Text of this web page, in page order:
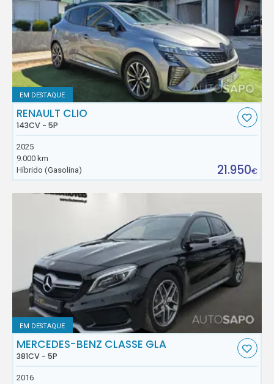
EM DESTAQUE
RENAULT CLIO
143CV - 5P
2025
9.000 km
Híbrido (Gasolina)
21.950€
EM DESTAQUE
MERCEDES-BENZ CLASSE GLA
381CV - 5P
2016